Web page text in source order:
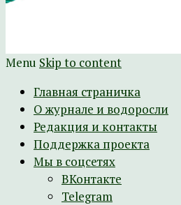
Menu Skip to content
Главная страничка
О журнале и водоросли
Редакция и контакты
Поддержка проекта
Мы в соцсетях
ВКонтакте
Telegram